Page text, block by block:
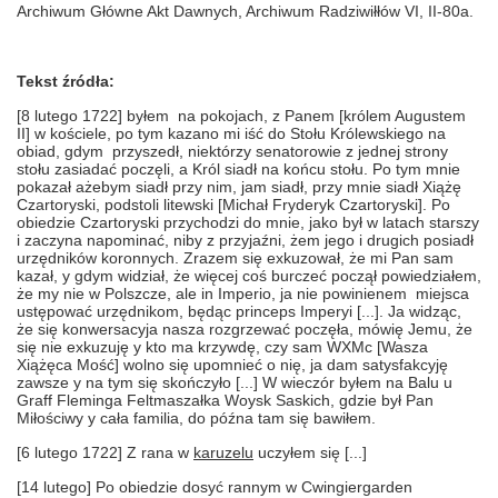
Archiwum Główne Akt Dawnych, Archiwum Radziwiłłów VI, II-80a.
Tekst źródła:
[8 lutego 1722] byłem na pokojach, z Panem [królem Augustem
II] w kościele, po tym kazano mi iść do Stołu Królewskiego na
obiad, gdym przyszedł, niektórzy senatorowie z jednej strony
stołu zasiadać poczęli, a Król siadł na końcu stołu. Po tym mnie
pokazał ażebym siadł przy nim, jam siadł, przy mnie siadł Xiążę
Czartoryski, podstoli litewski [Michał Fryderyk Czartoryski]. Po
obiedzie Czartoryski przychodzi do mnie, jako był w latach starszy
i zaczyna napominać, niby z przyjaźni, żem jego i drugich posiadł
urzędników koronnych. Zrazem się exkuzował, że mi Pan sam
kazał, y gdym widział, że więcej coś burczeć począł powiedziałem,
że my nie w Polszcze, ale in Imperio, ja nie powinienem miejsca
ustępować urzędnikom, będąc princeps Imperyi [...]. Ja widząc,
że się konwersacyja nasza rozgrzewać poczęła, mówię Jemu, że
się nie exkuzuję y kto ma krzywdę, czy sam WXMc [Wasza
Xiążęca Mość] wolno się upomnieć o nię, ja dam satysfakcyję
zawsze y na tym się skończyło [...] W wieczór byłem na Balu u
Graff Fleminga Feltmaszałka Woysk Saskich, gdzie był Pan
Miłościwy y cała familia, do późna tam się bawiłem.
[6 lutego 1722] Z rana w karuzelu uczyłem się [...]
[14 lutego] Po obiedzie dosyć rannym w Cwingiergarden